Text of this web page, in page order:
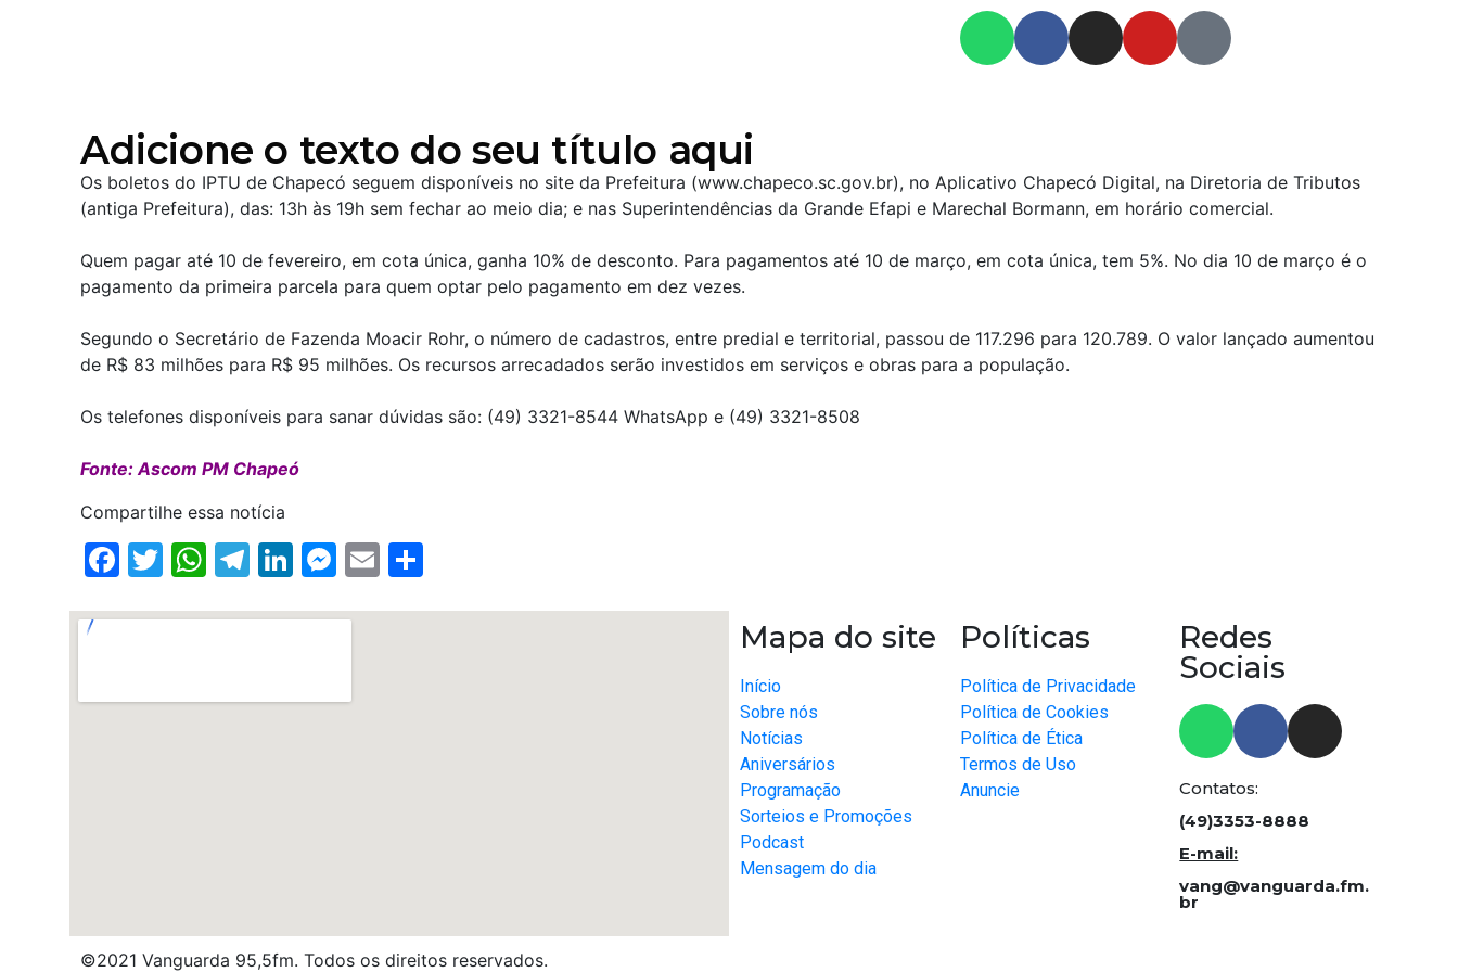
Adicione o texto do seu título aqui
Os boletos do IPTU de Chapecó seguem disponíveis no site da Prefeitura (www.chapeco.sc.gov.br), no Aplicativo Chapecó Digital, na Diretoria de Tributos
(antiga Prefeitura), das: 13h às 19h sem fechar ao meio dia; e nas Superintendências da Grande Efapi e Marechal Bormann, em horário comercial.
Quem pagar até 10 de fevereiro, em cota única, ganha 10% de desconto. Para pagamentos até 10 de março, em cota única, tem 5%. No dia 10 de março é o
pagamento da primeira parcela para quem optar pelo pagamento em dez vezes.
Segundo o Secretário de Fazenda Moacir Rohr, o número de cadastros, entre predial e territorial, passou de 117.296 para 120.789. O valor lançado aumentou
de R$ 83 milhões para R$ 95 milhões. Os recursos arrecadados serão investidos em serviços e obras para a população.
Os telefones disponíveis para sanar dúvidas são: (49) 3321-8544 WhatsApp e (49) 3321-8508
Fonte: Ascom PM Chapeó
Compartilhe essa notícia
Facebook
Twitter
WhatsApp
Telegram
LinkedIn
Messenger
Email
Mapa do site
Início
Sobre nós
Notícias
Aniversários
Programação
Sorteios e Promoções
Podcast
Mensagem do dia
Políticas
Política de Privacidade
Política de Cookies
Política de Ética
Termos de Uso
Anuncie
Redes
Sociais
Contatos:
(49)3353-8888
E-mail:
vang@vanguarda.fm.
br
©2021 Vanguarda 95,5fm. Todos os direitos reservados.